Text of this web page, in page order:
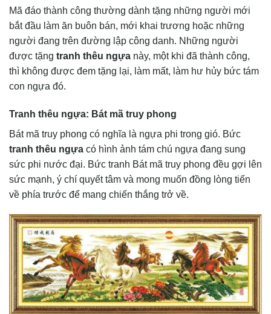
Mã đáo thành công thường dành tặng những người mới
bắt đầu làm ăn buôn bán, mới khai trương hoặc những
người đang trên đường lập công danh. Những người
được tặng tranh thêu ngựa này, một khi đã thành công,
thì không được đem tặng lại, làm mất, làm hư hủy bức tám
con ngựa đó.
Tranh thêu ngựa: Bát mã truy phong
Bát mã truy phong có nghĩa là ngựa phi trong gió. Bức
tranh thêu ngựa có hình ảnh tám chú ngựa đang sung
sức phi nước đại. Bức tranh Bát mã truy phong đều gợi lên
sức mạnh, ý chí quyết tâm và mong muốn đồng lòng tiến
về phía trước để mang chiến thắng trở về.